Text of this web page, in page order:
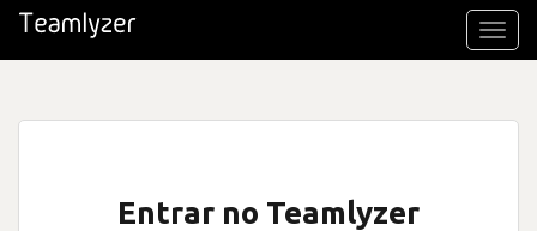
Entrar no Teamlyzer